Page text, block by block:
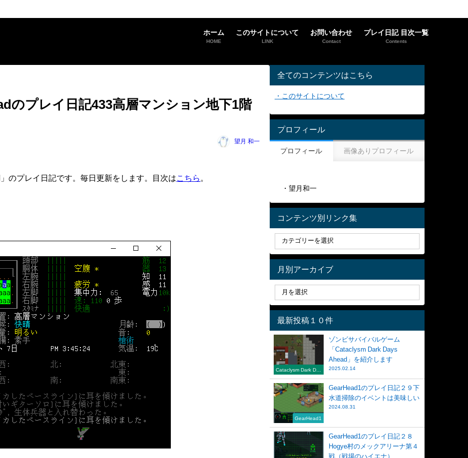
ホーム
HOME
このサイトについて
LINK
お問い合わせ
Contact
プレイ日記 目次一覧
Contents
のプレイ日記433高層マンション地下1階
望月 和一
のプレイ日記です。毎日更新をします。目次はこちら 。
全てのコンテンツはこちら
・このサイトについて
プロフィール
プロフィール 画像ありプロフィール
・望月和一
コンテンツ別リンク集
月別アーカイブ
最新投稿１０件
Cataclysm Dark Day
s Ahead
ゾンビサバイバルゲーム
「Cataclysm Dark Days
Ahead」を紹介します
2025.02.14
GearHead1
GearHead1のプレイ日記２９下
水道掃除のイベントは美味しい
2024.08.31
GearHead1のプレイ日記２８
Hogye村のメックアリーナ第４
戦（戦場のハイエナ）